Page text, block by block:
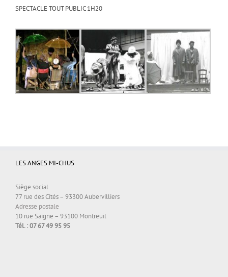
SPECTACLE TOUT PUBLIC 1H20
LES ANGES MI-CHUS
Siège social
77 rue des Cités – 93300 Aubervilliers
Adresse postale
10 rue Saigne – 93100 Montreuil
Tél. : 07 67 49 95 95